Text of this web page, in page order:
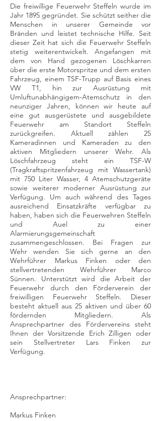
Die freiwillige Feuerwehr Steffeln wurde im
Jahr 1895 gegründet. Sie schützt seither die
Menschen in unserer Gemeinde vor
Bränden und leistet technische Hilfe. Seit
dieser Zeit hat sich die Feuerwehr Steffeln
stetig weiterentwickelt. Angefangen mit
dem von Hand gezogenen Löschkarren
über die erste Motorspritze und dem ersten
Fahrzeug, einem TSF-Trupp auf Basis eines
VW T1, hin zur Ausrüstung mit
Umluftunabhängigem-Atemschutz in den
neunziger Jahren, können wir heute auf
eine gut ausgerüstete und ausgebildete
Feuerwehr am Standort Steffeln
zurückgreifen. Aktuell zählen 25
Kameradinnen und Kameraden zu den
aktiven Mitgliedern unserer Wehr. Als
Löschfahrzeug steht ein TSF-W
(Tragkraftspritzenfahrzeug mit Wassertank)
mit 750 Liter Wasser, 4 Atemschutzgeräte
sowie weiterer moderner Ausrüstung zur
Verfügung. Um auch während des Tages
ausreichend Einsatzkräfte verfügbar zu
haben, haben sich die Feuerwehren Steffeln
und Auel zu einer
Alarmierungsgemeinschaft
zusammengeschlossen. Bei Fragen zur
Wehr wenden Sie sich gerne an den
Wehrführer Markus Finken oder den
stellvertretenden Wehrführer Marco
Sünnen. Unterstützt wird die Arbeit der
Feuerwehr durch den Förderverein der
freiwilligen Feuerwehr Steffeln. Dieser
besteht aktuell aus 25 aktiven und über 60
fördernden Mitgliedern. Als
Ansprechpartner des Fördervereins steht
Ihnen der Vorsitzende Erich Zilligen oder
sein Stellvertreter Lars Finken zur
Verfügung.
Ansprechpartner:
Markus Finken